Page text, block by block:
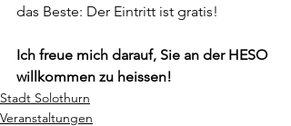
das Beste: Der Eintritt ist gratis!
Ich freue mich darauf, Sie an der HESO
willkommen zu heissen!
Stadt Solothurn
Veranstaltungen